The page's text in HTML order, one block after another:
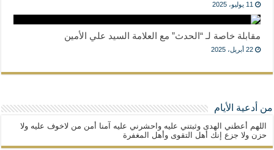
11 يوليو، 2025
مقابلة خاصة لـ “الحدث” مع العلامة السيد علي الأمين
22 أبريل، 2025
من أدعية الأيام
اللهم أعطني الهدى وثبتني عليه واحشرني عليه آمنا أمن من لاخوف عليه ولا
حزن ولا جزع إنك أهل التقوى وأهل المغفرة